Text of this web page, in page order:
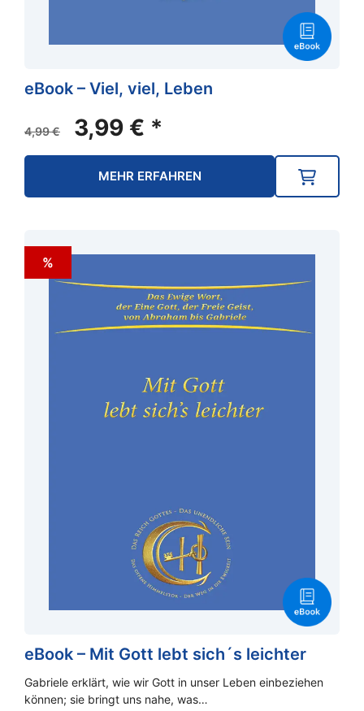
eBook – Viel, viel, Leben
4,99€
Ursprünglicher
Preis
war:
4,99 €
3,99 € Aktueller
Preis
ist:
3,99 €.
*
MEHR ERFAHREN
%
eBook – Mit Gott lebt sich´s leichter
Gabriele erklärt, wie wir Gott in unser Leben einbeziehen
können; sie bringt uns nahe, was…